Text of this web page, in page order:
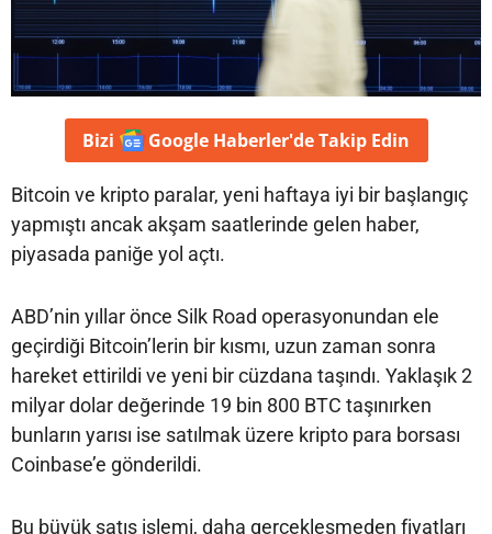
Bizi Google Haberler'deTakip Edin
Bitcoin ve kripto paralar, yeni haftaya iyi bir başlangıç
yapmıştı ancak akşam saatlerinde gelen haber,
piyasada paniğe yol açtı.
ABD’nin yıllar önce Silk Road operasyonundan ele
geçirdiği Bitcoin’lerin bir kısmı, uzun zaman sonra
hareket ettirildi ve yeni bir cüzdana taşındı. Yaklaşık 2
milyar dolar değerinde 19 bin 800 BTC taşınırken
bunların yarısı ise satılmak üzere kripto para borsası
Coinbase’e gönderildi.
Bu büyük satış işlemi, daha gerçekleşmeden fiyatları